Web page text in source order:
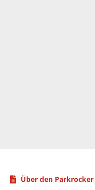
Über den Parkrocker